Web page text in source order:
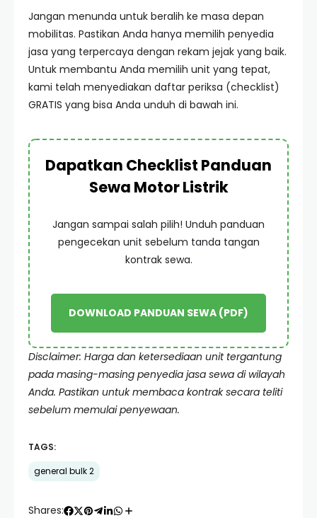
Jangan menunda untuk beralih ke masa depan
mobilitas. Pastikan Anda hanya memilih penyedia
jasa yang terpercaya dengan rekam jejak yang baik.
Untuk membantu Anda memilih unit yang tepat,
kami telah menyediakan daftar periksa (checklist)
GRATIS yang bisa Anda unduh di bawah ini.
Dapatkan Checklist Panduan
Sewa Motor Listrik
Jangan sampai salah pilih! Unduh panduan
pengecekan unit sebelum tanda tangan
kontrak sewa.
DOWNLOAD PANDUAN SEWA (PDF)
Disclaimer: Harga dan ketersediaan unit tergantung
pada masing-masing penyedia jasa sewa di wilayah
Anda. Pastikan untuk membaca kontrak secara teliti
sebelum memulai penyewaan.
TAGS:
general bulk 2
Shares: